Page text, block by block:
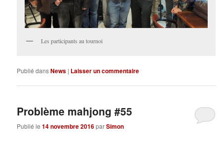
Les participants au tournoi
Publié dansNews | Laisser un commentaire
Problème mahjong #55
Publié le14 novembre 2016parSimon